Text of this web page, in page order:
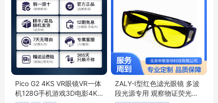
Pico G2 4KS VR眼镜VR一体
机128G手机游戏3D电影4K
ZALY-I型红色滤光眼镜 多波
段光源专用 观察物证荧光眼